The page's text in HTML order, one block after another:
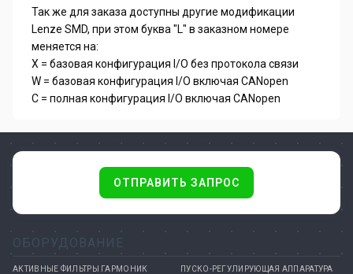
Так же для заказа доступны другие модификации
Lenze SMD, при этом буква "L" в заказном номере
меняется на:
X = базовая конфигурация I/O без протокола связи
W = базовая конфигурация I/O включая CANopen
C = полная конфигурация I/O включая CANopen
ОТПРАВИТЬ ЗАПРОС
ОБОРУДОВАНИЕ
АКТИВНЫЕ ФИЛЬТРЫ ГАРМОНИК ПУСКО-РЕГУЛИРУЮЩАЯ АППАРАТУРА